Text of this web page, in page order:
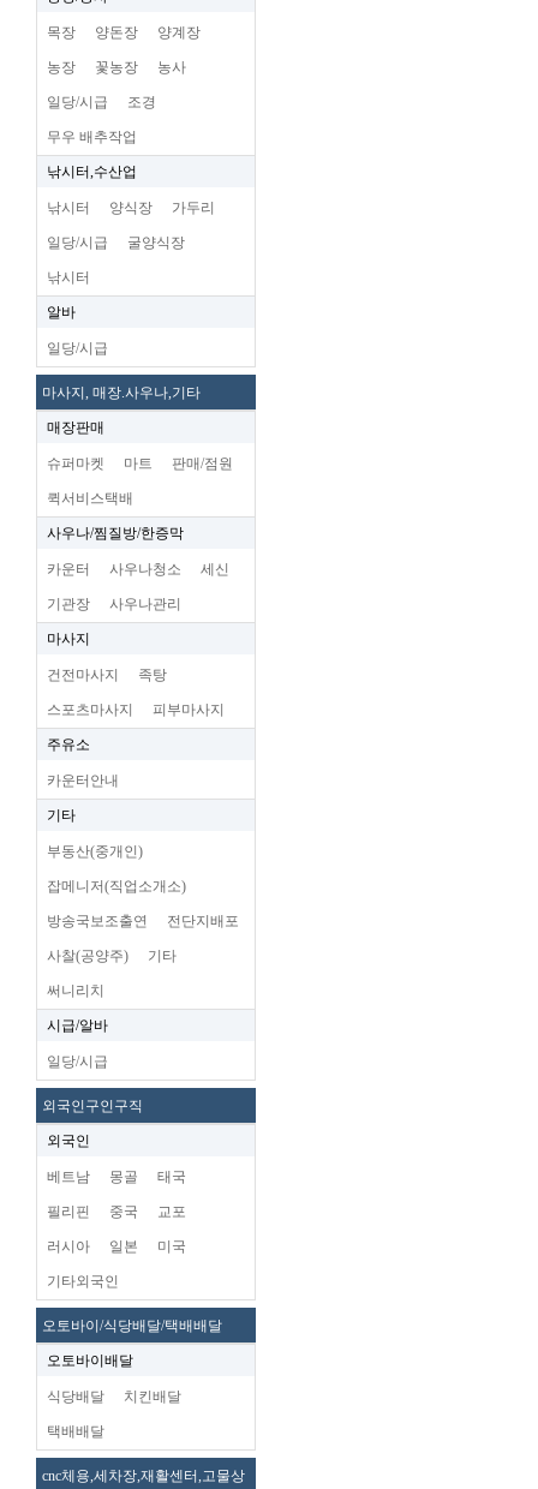
목장 양돈장 양계장
농장 꽃농장 농사
일당/시급 조경
무우 배추작업
낚시터,수산업
낚시터 양식장 가두리
일당/시급 굴양식장
낚시터
알바
일당/시급
마사지, 매장.사우나,기타
매장판매
슈퍼마켓 마트 판매/점원
퀵서비스택배
사우나/찜질방/한증막
카운터 사우나청소 세신
기관장 사우나관리
마사지
건전마사지 족탕
스포츠마사지 피부마사지
주유소
카운터안내
기타
부동산(중개인)
잡메니저(직업소개소)
방송국보조출연 전단지배포
사찰(공양주) 기타
써니리치
시급/알바
일당/시급
외국인구인구직
외국인
베트남 몽골 태국
필리핀 중국 교포
러시아 일본 미국
기타외국인
오토바이/식당배달/택배배달
오토바이배달
식당배달 치킨배달
택배배달
cnc체용,세차장,재활센터,고물상